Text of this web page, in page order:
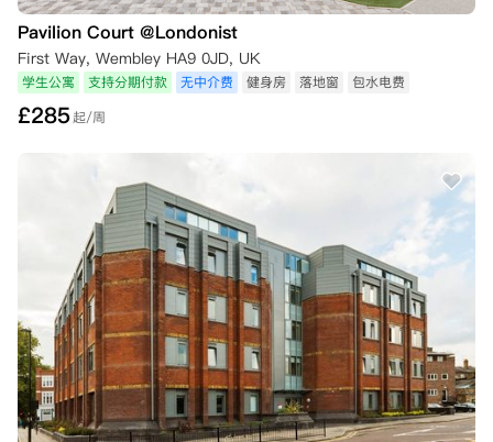
Pavilion Court @Londonist
First Way, Wembley HA9 0JD, UK
学生公寓 支持分期付款 无中介费 健身房 落地窗 包水电费
£285起/周